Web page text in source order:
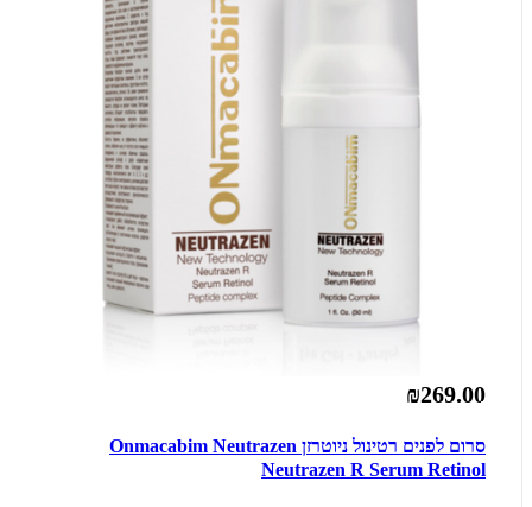
₪269.00
סרום לפנים רטינול ניוטרזן Onmacabim Neutrazen
Neutrazen R Serum Retinol